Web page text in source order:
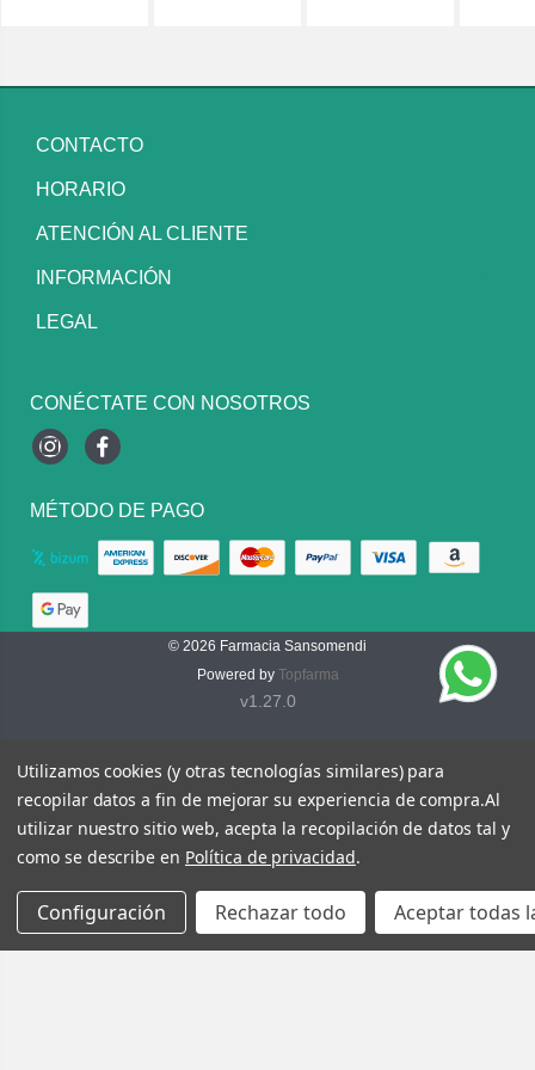
CONTACTO
HORARIO
ATENCIÓN AL CLIENTE
INFORMACIÓN
LEGAL
CONÉCTATE CON NOSOTROS
InstagramFacebook
MÉTODO DE PAGO
© 2026 Farmacia Sansomendi
Powered by Topfarma
v1.27.0
Utilizamos cookies (y otras tecnologías similares) para
recopilar datos a fin de mejorar su experiencia de compra.Al
utilizar nuestro sitio web, acepta la recopilación de datos tal y
como se describe en Política de privacidad.
Configuración Rechazar todo Aceptar todas